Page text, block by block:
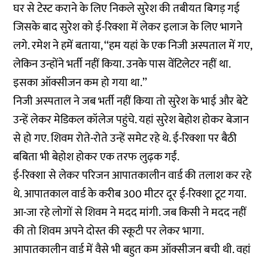
घर से टेस्ट कराने के लिए निकले सुरेश की तबीयत बिगड़ गई
जिसके बाद सुरेश को ई-रिक्शा में लेकर इलाज के लिए भागने
लगे. रमेश ने हमें बताया, ‘‘हम यहां के एक निजी अस्पताल में गए,
लेकिन उन्होंने भर्ती नहीं किया. उनके पास वेंटिलेटर नहीं था.
इसका ऑक्सीजन कम हो गया था.’’
निजी अस्पताल ने जब भर्ती नहीं किया तो सुरेश के भाई और बेटे
उन्हें लेकर मेडिकल कॉलेज पहुंचे. यहां सुरेश बेहोश होकर बेजान
से हो गए. शिवम रोते-रोते उन्हें समेट रहे थे. ई-रिक्शा पर बैठी
बबिता भी बेहोश होकर एक तरफ लुढ़क गईं.
ई-रिक्शा से लेकर परिजन आपातकालीन वार्ड की तलाश कर रहे
थे. आपातकाल वार्ड के करीब 300 मीटर दूर ई-रिक्शा टूट गया.
आ-जा रहे लोगों से शिवम ने मदद मांगी. जब किसी ने मदद नहीं
की तो शिवम अपने दोस्त की स्कूटी पर लेकर भागा.
आपातकालीन वार्ड में वैसे भी बहुत कम ऑक्सीजन बची थी. वहां